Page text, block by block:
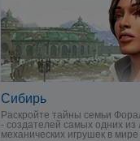
Сибирь
Раскройте тайны семьи
- создателей самых одних из
механических игрушек в мире